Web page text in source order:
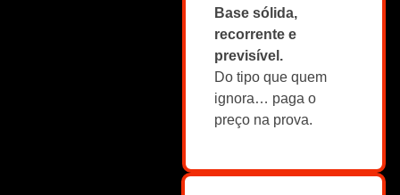
Base sólida,
recorrente e
previsível.
Do tipo que quem
ignora… paga o
preço na prova.